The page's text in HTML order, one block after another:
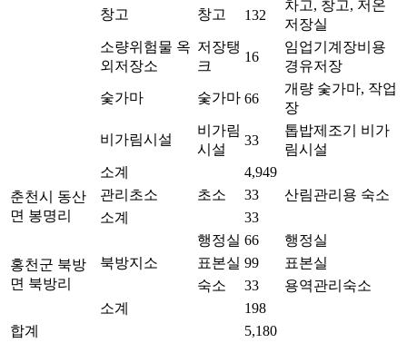
창고 창고 132
차고, 창고, 저온
저장실
소량위험물 옥
외저장소
저장탱
크
16
임업기계장비용
경유저장
숯가마 숯가마 66
개량 숯가마, 작업
장
비가림시설
비가림
시설
33
톱밥제조기 비가
림시설
소계
4,949
춘천시 동산
면 봉명리
관리초소 초소 33
산림관리용 숙소
소계
33
홍천군 북방
면 북방리
북방지소
행정실 66
행정실
표본실 99
표본실
숙소
33
용역관리숙소
소계
198
합계
5,180